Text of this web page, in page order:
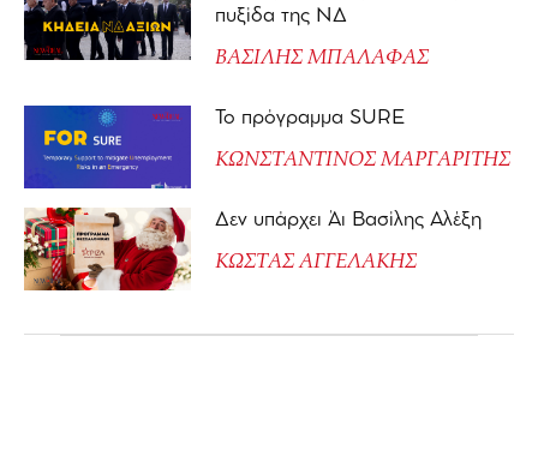
πυξίδα της ΝΔ
ΒΑΣΙΛΗΣ ΜΠΑΛΑΦΑΣ
Το πρόγραμμα SURE
ΚΩΝΣΤΑΝΤΙΝΟΣ ΜΑΡΓΑΡΙΤΗΣ
Δεν υπάρχει Άι Βασίλης Αλέξη
ΚΩΣΤΑΣ ΑΓΓΕΛΑΚΗΣ